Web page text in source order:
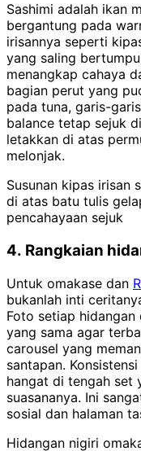
Sashimi adalah ikan
bergantung pada
irisannya seperti
yang saling
menangkap cahaya
bagian perut yang
pada tuna, garis-
balance tetap sejuk
letakkan di atas
melonjak.
Susunan kipas irisan
di atas batu tulis
pencahayaan sejuk
4. Rangkaian
Untuk omakase dan
bukanlah inti
Foto setiap hidangan
yang sama agar
carousel yang
santapan.
hangat di tengah set
suasananya. Ini
sosial dan halaman
Hidangan nigiri